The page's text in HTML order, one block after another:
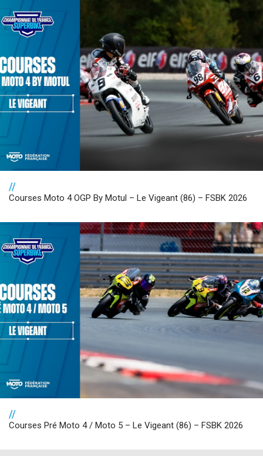
//
Courses Moto 4 OGP By Motul – Le Vigeant (86) – FSBK 2026
//
Courses Pré Moto 4 / Moto 5 – Le Vigeant (86) – FSBK 2026